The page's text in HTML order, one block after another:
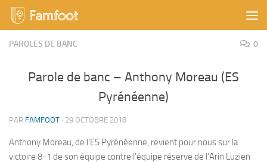
Skip to content
PAROLES DE BANC 0
Parole de banc – Anthony Moreau (ES
Pyrénéenne)
PAR FAMFOOT · 29 OCTOBRE 2018
Anthony Moreau, de l’ES Pyrénéenne, revient pour nous sur la
victoire 8-1 de son équipe contre l’équipe réserve de l’Arin Luzien